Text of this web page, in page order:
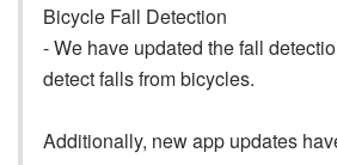
Bicycle Fall Detection
- We have updated the fall
detect falls from bicycles.
Additionally, new app updates